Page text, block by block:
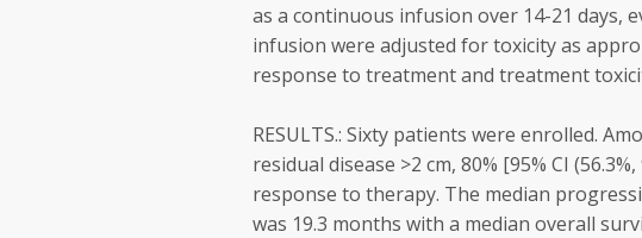
as a continuous infusion over 14-21 days,
infusion were adjusted for toxicity as
response to treatment and treatment
RESULTS.: Sixty patients were enrolled.
residual disease >2 cm, 80% [95% CI
response to therapy. The median
was 19.3 months with a median overall